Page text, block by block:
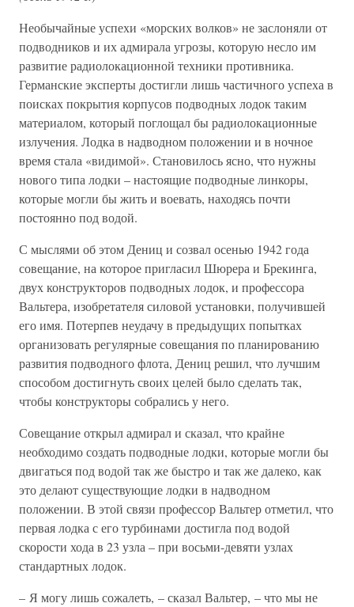
Необычайные успехи «морских волков» не заслоняли от
подводников и их адмирала угрозы, которую несло им
развитие радиолокационной техники противника.
Германские эксперты достигли лишь частичного успеха в
поисках покрытия корпусов подводных лодок таким
материалом, который поглощал бы радиолокационные
излучения. Лодка в надводном положении и в ночное
время стала «видимой». Становилось ясно, что нужны
нового типа лодки – настоящие подводные линкоры,
которые могли бы жить и воевать, находясь почти
постоянно под водой.
С мыслями об этом Дениц и созвал осенью 1942 года
совещание, на которое пригласил Шюрера и Брекинга,
двух конструкторов подводных лодок, и профессора
Вальтера, изобретателя силовой установки, получившей
его имя. Потерпев неудачу в предыдущих попытках
организовать регулярные совещания по планированию
развития подводного флота, Дениц решил, что лучшим
способом достигнуть своих целей было сделать так,
чтобы конструкторы собрались у него.
Совещание открыл адмирал и сказал, что крайне
необходимо создать подводные лодки, которые могли бы
двигаться под водой так же быстро и так же далеко, как
это делают существующие лодки в надводном
положении. В этой связи профессор Вальтер отметил, что
первая лодка с его турбинами достигла под водой
скорости хода в 23 узла – при восьми-девяти узлах
стандартных лодок.
– Я могу лишь сожалеть, – сказал Вальтер, – что мы не